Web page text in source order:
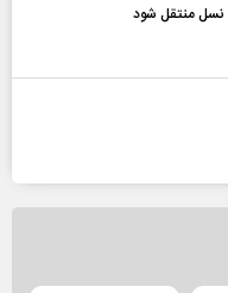
منتقل شود